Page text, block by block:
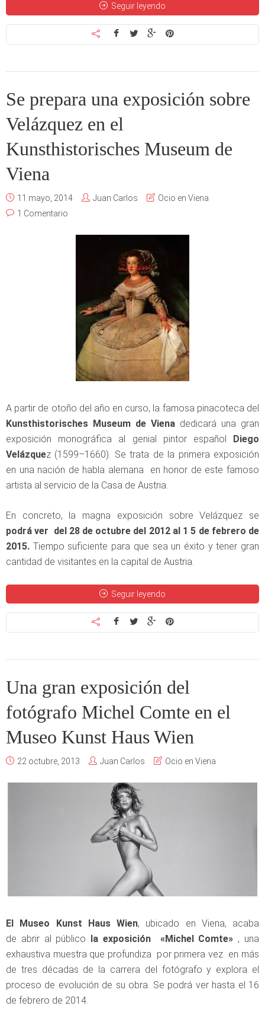
Seguir leyendo
Se prepara una exposición sobre
Velázquez en el
Kunsthistorisches Museum de
Viena
11 mayo, 2014 Juan Carlos
Ocio en Viena
1 Comentario
A partir de otoño del año en curso, la famosa pinacoteca del
Kunsthistorisches Museum de Viena dedicará una gran
exposición monográfica al genial pintor español Diego
Velázquez (1599–1660). Se trata de la primera exposición
en una nación de habla alemana en honor de este famoso
artista al servicio de la Casa de Austria.
En concreto, la magna exposición sobre Velázquez se
podrá ver del 28 de octubre del 2012 al 1 5 de febrero de
2015. Tiempo suficiente para que sea un éxito y tener gran
cantidad de visitantes en la capital de Austria.
Seguir leyendo
Una gran exposición del
fotógrafo Michel Comte en el
Museo Kunst Haus Wien
22 octubre, 2013 Juan Carlos Ocio en Viena
El Museo Kunst Haus Wien, ubicado en Viena, acaba
de abrir al público la exposición «Michel Comte» , una
exhaustiva muestra que profundiza por primera vez en más
de tres décadas de la carrera del fotógrafo y explora el
proceso de evolución de su obra. Se podrá ver hasta el 16
de febrero de 2014.